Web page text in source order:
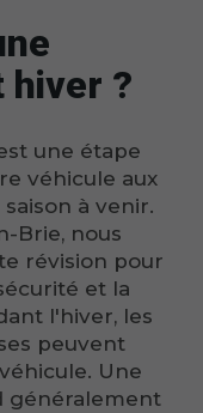
hiver ?
une étape
véhicule aux
à venir.
Brie, nous
révision pour
et la
l'hiver, les
peuvent
Une
généralement